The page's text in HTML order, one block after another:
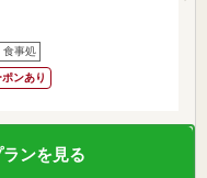
食事処
ポンあり
ンを見る